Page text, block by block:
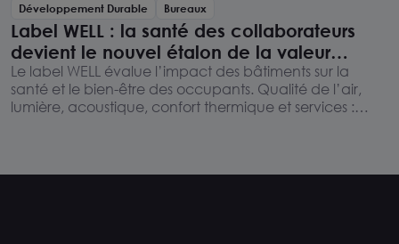
Développement Durable Bureaux
Label WELL : la santé des collaborateurs
devient le nouvel étalon de la valeur
immobilière
Le label WELL évalue l’impact des bâtiments sur la
santé et le bien-être des occupants. Qualité de l’air,
lumière, acoustique, confort thermique et services :